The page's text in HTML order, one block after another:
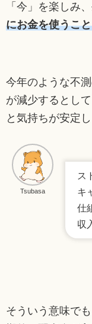
「今」を楽しみ
にお金を使うこ
今年のような不
が減少するとし
と気持ちが安定し
Tsubasa
ス
キ
仕
収
そういう意味で